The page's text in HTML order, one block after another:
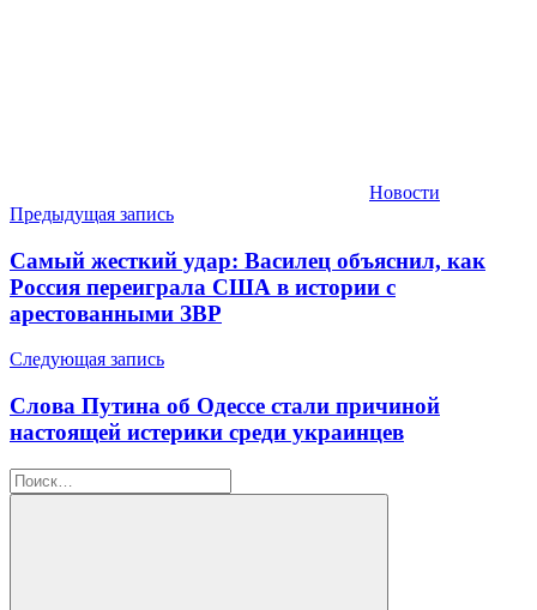
Новости
Навигация
по
записям
Предыдущая запись
Самый жесткий удар: Василец объяснил, как
Россия переиграла США в истории с
арестованными ЗВР
Следующая запись
Слова Путина об Одессе стали причиной
настоящей истерики среди украинцев
Найти: